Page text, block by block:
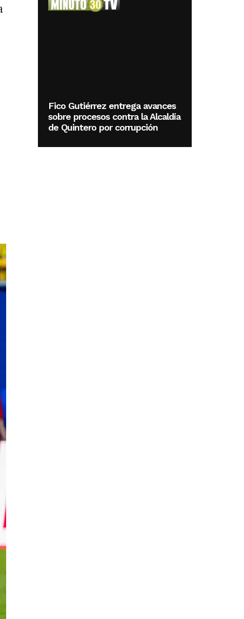
Fico Gutiérrez entrega avances
sobre procesos contra la Alcaldía
de Quintero por corrupción